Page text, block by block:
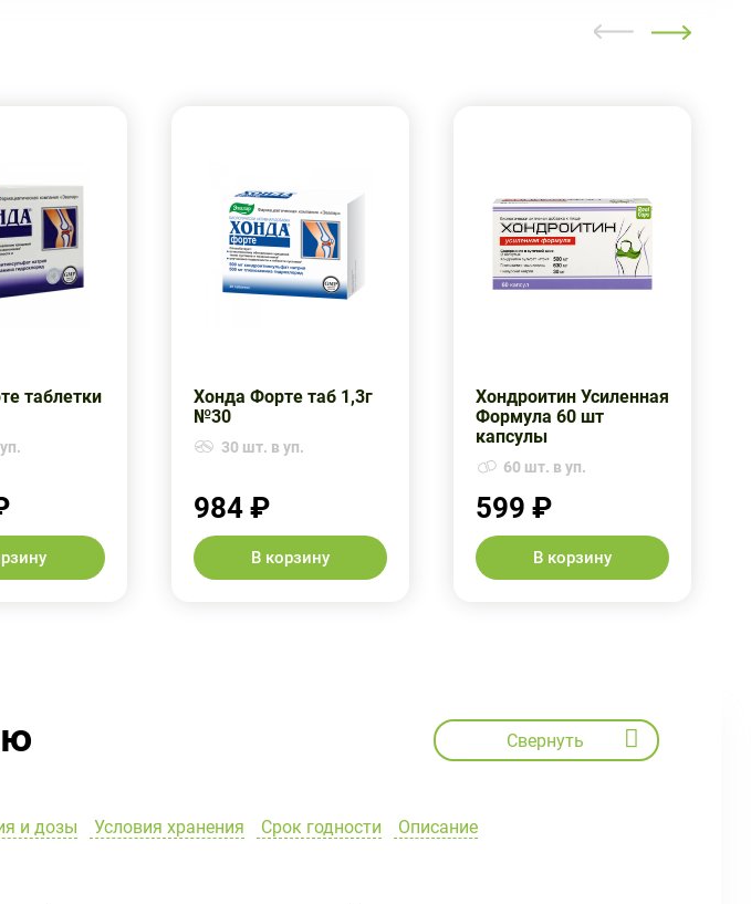
таблетки
Хонда Форте таб 1,3г
№30
30 шт. в уп.
984 ₽
В корзину
Хондроитин Усиленная
Формула 60 шт
капсулы
60 шт. в уп.
599 ₽
В корзину
Свернуть
и дозы Условия хранения Срок годности Описание